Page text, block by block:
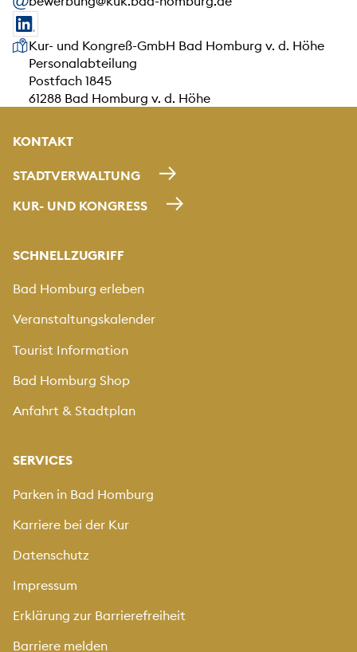
Unsere Anschrift
Kur- und Kongreß-GmbH Bad Homburg v. d. Höhe
Personalabteilung
Postfach 1845
61288 Bad Homburg v. d. Höhe
KONTAKT
STADTVERWALTUNG
KUR- UND KONGRESS
SCHNELLZUGRIFF
Bad Homburg erleben
Veranstaltungskalender
Tourist Information
Bad Homburg Shop
Anfahrt & Stadtplan
SERVICES
Parken in Bad Homburg
Karriere bei der Kur
Datenschutz
Impressum
Erklärung zur Barrierefreiheit
Barriere melden